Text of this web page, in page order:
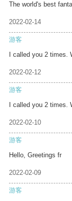
The world's best
2022-02-14
游客
I called you 2 times.
2022-02-12
游客
I called you 2 times.
2022-02-10
游客
Hello, Greetings fr
2022-02-09
游客